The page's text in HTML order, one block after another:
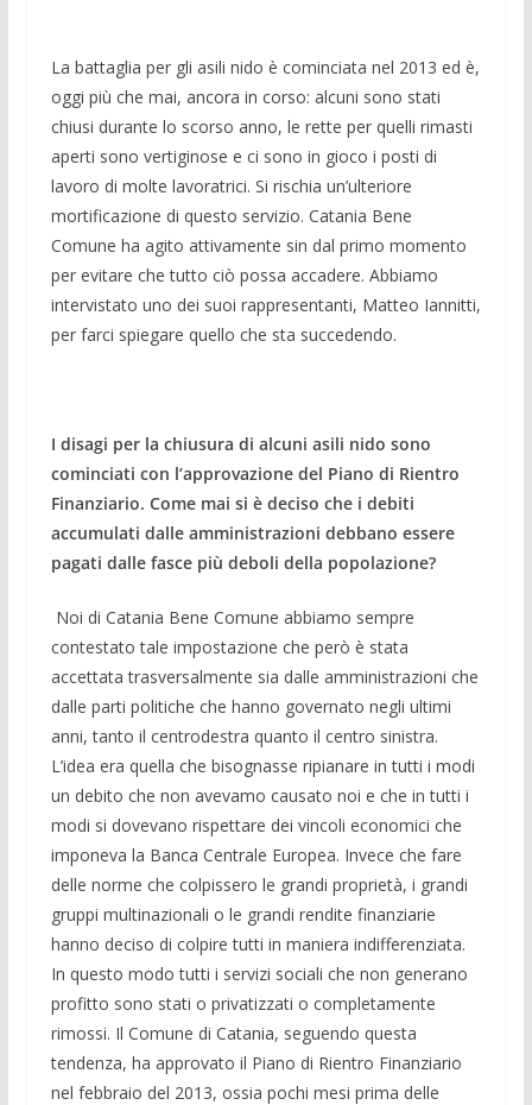
La battaglia per gli asili nido è cominciata nel 2013 ed è,
oggi più che mai, ancora in corso: alcuni sono stati
chiusi durante lo scorso anno, le rette per quelli rimasti
aperti sono vertiginose e ci sono in gioco i posti di
lavoro di molte lavoratrici. Si rischia un’ulteriore
mortificazione di questo servizio. Catania Bene
Comune ha agito attivamente sin dal primo momento
per evitare che tutto ciò possa accadere. Abbiamo
intervistato uno dei suoi rappresentanti, Matteo Iannitti,
per farci spiegare quello che sta succedendo.
I disagi per la chiusura di alcuni asili nido sono
cominciati con l’approvazione del Piano di Rientro
Finanziario. Come mai si è deciso che i debiti
accumulati dalle amministrazioni debbano essere
pagati dalle fasce più deboli della popolazione?
Noi di Catania Bene Comune abbiamo sempre
contestato tale impostazione che però è stata
accettata trasversalmente sia dalle amministrazioni che
dalle parti politiche che hanno governato negli ultimi
anni, tanto il centrodestra quanto il centro sinistra.
L’idea era quella che bisognasse ripianare in tutti i modi
un debito che non avevamo causato noi e che in tutti i
modi si dovevano rispettare dei vincoli economici che
imponeva la Banca Centrale Europea. Invece che fare
delle norme che colpissero le grandi proprietà, i grandi
gruppi multinazionali o le grandi rendite finanziarie
hanno deciso di colpire tutti in maniera indifferenziata.
In questo modo tutti i servizi sociali che non generano
profitto sono stati o privatizzati o completamente
rimossi. Il Comune di Catania, seguendo questa
tendenza, ha approvato il Piano di Rientro Finanziario
nel febbraio del 2013, ossia pochi mesi prima delle